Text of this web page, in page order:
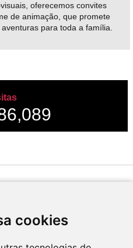
cookies
oferecemos convites
de animação, que promete
para toda a família.